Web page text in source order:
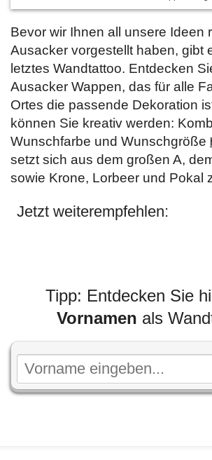
Bevor wir Ihnen all unsere Ideen
Ausacker vorgestellt haben, gibt
letztes Wandtattoo. Entdecken
Ausacker Wappen, das für alle
Ortes die passende Dekoration
können Sie kreativ werden:
Wunschfarbe und Wunschgröße
setzt sich aus dem großen A,
sowie Krone, Lorbeer und Pokal
Jetzt weiterempfehlen:
Tipp: Entdecken Sie
Vornamen als